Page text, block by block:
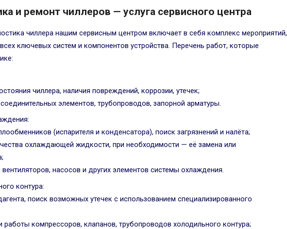
и ремонт чиллеров — услуга сервисного центра
чиллера нашим сервисным центром включает в себя комплекс мероприятий,
ключевых систем и компонентов устройства. Перечень работ, которые
чиллера, наличия повреждений, коррозии, утечек;
элементов, трубопроводов, запорной арматуры.
(испарителя и конденсатора), поиск загрязнений и налёта;
охлаждающей жидкости, при необходимости — её замена или
насосов и других элементов системы охлаждения.
контура:
поиск возможных утечек с использованием специализированного
работы компрессоров, клапанов, трубопроводов холодильного контура;